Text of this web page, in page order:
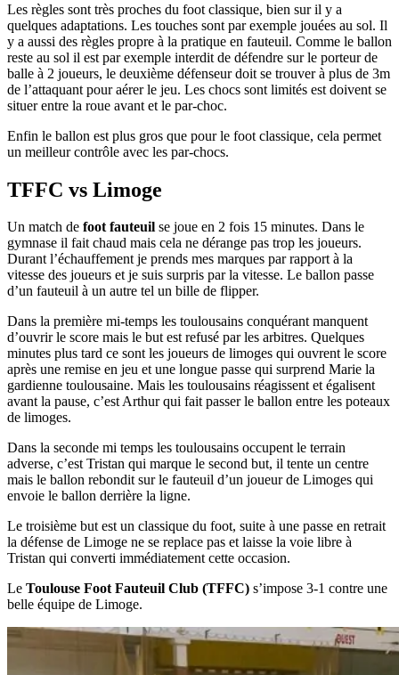
Les règles sont très proches du foot classique, bien sur il y a
quelques adaptations. Les touches sont par exemple jouées au sol. Il
y a aussi des règles propre à la pratique en fauteuil. Comme le ballon
reste au sol il est par exemple interdit de défendre sur le porteur de
balle à 2 joueurs, le deuxième défenseur doit se trouver à plus de 3m
de l’attaquant pour aérer le jeu. Les chocs sont limités est doivent se
situer entre la roue avant et le par-choc.
Enfin le ballon est plus gros que pour le foot classique, cela permet
un meilleur contrôle avec les par-chocs.
TFFC vs Limoge
Un match de foot fauteuil se joue en 2 fois 15 minutes. Dans le
gymnase il fait chaud mais cela ne dérange pas trop les joueurs.
Durant l’échauffement je prends mes marques par rapport à la
vitesse des joueurs et je suis surpris par la vitesse. Le ballon passe
d’un fauteuil à un autre tel un bille de flipper.
Dans la première mi-temps les toulousains conquérant manquent
d’ouvrir le score mais le but est refusé par les arbitres. Quelques
minutes plus tard ce sont les joueurs de limoges qui ouvrent le score
après une remise en jeu et une longue passe qui surprend Marie la
gardienne toulousaine. Mais les toulousains réagissent et égalisent
avant la pause, c’est Arthur qui fait passer le ballon entre les poteaux
de limoges.
Dans la seconde mi temps les toulousains occupent le terrain
adverse, c’est Tristan qui marque le second but, il tente un centre
mais le ballon rebondit sur le fauteuil d’un joueur de Limoges qui
envoie le ballon derrière la ligne.
Le troisième but est un classique du foot, suite à une passe en retrait
la défense de Limoge ne se replace pas et laisse la voie libre à
Tristan qui converti immédiatement cette occasion.
Le Toulouse Foot Fauteuil Club (TFFC) s’impose 3-1 contre une
belle équipe de Limoge.